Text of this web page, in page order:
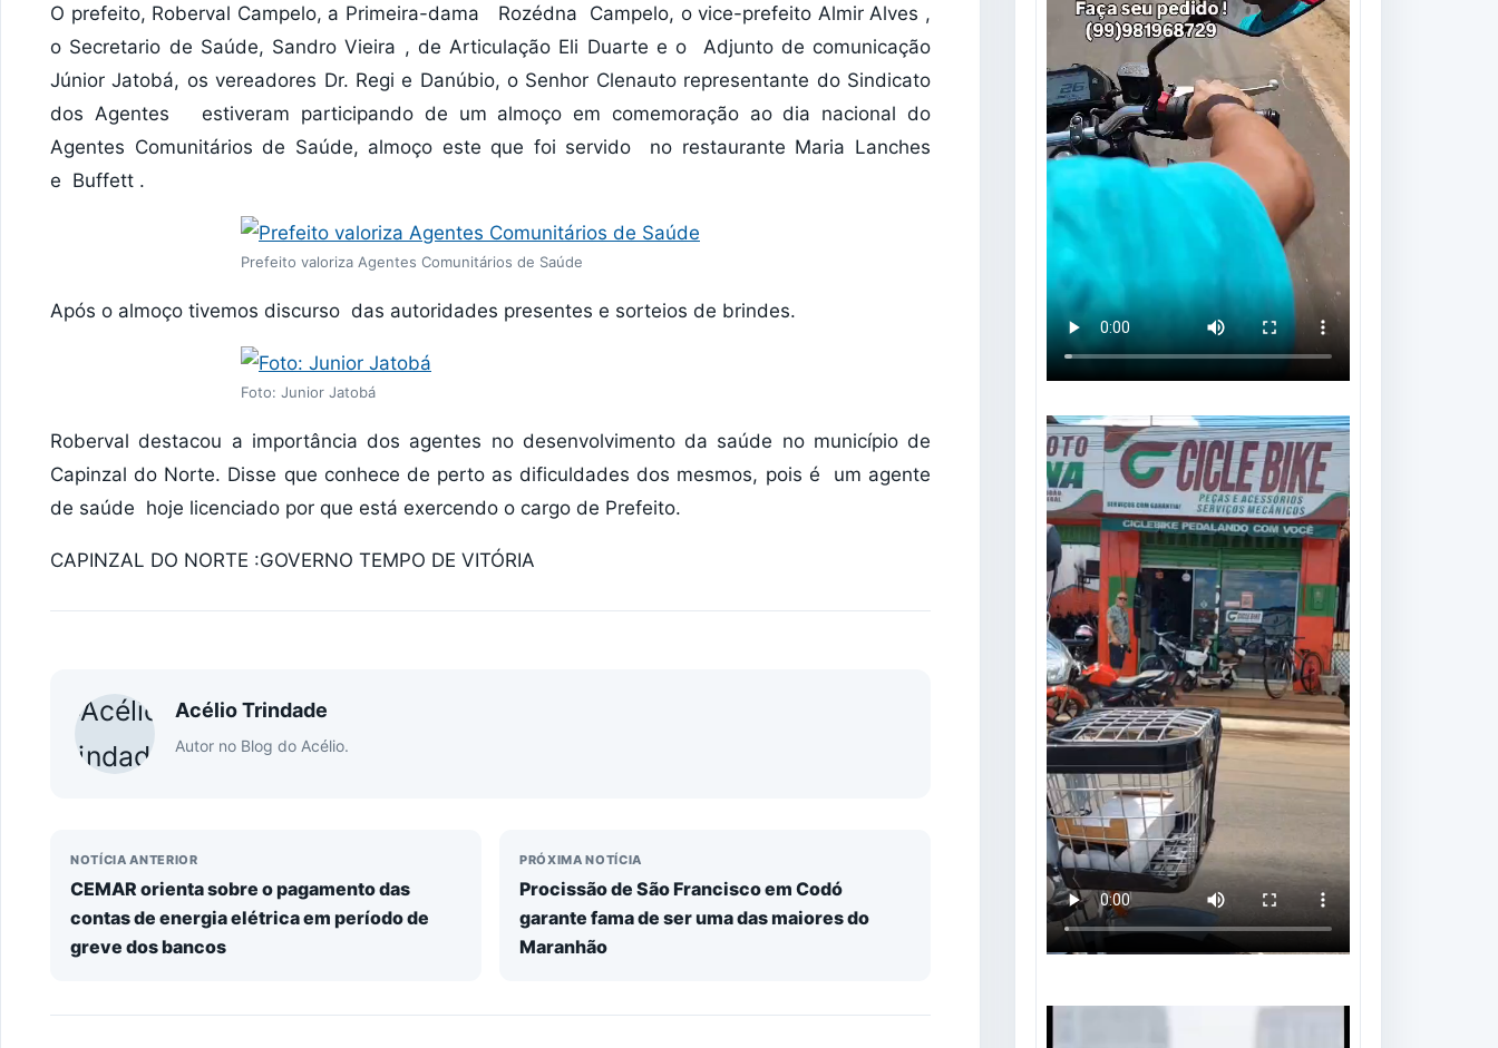
O prefeito, Roberval Campelo, a Primeira-dama Rozédna Campelo, o vice-prefeito Almir Alves ,
o Secretario de Saúde, Sandro Vieira , de Articulação Eli Duarte e o Adjunto de comunicação
Júnior Jatobá, os vereadores Dr. Regi e Danúbio, o Senhor Clenauto representante do Sindicato
dos Agentes estiveram participando de um almoço em comemoração ao dia nacional do
Agentes Comunitários de Saúde, almoço este que foi servido no restaurante Maria Lanches
e Buffett .
Prefeito valoriza Agentes Comunitários de Saúde
Após o almoço tivemos discurso das autoridades presentes e sorteios de brindes.
Foto: Junior Jatobá
Roberval destacou a importância dos agentes no desenvolvimento da saúde no município de
Capinzal do Norte. Disse que conhece de perto as dificuldades dos mesmos, pois é um agente
de saúde hoje licenciado por que está exercendo o cargo de Prefeito.
CAPINZAL DO NORTE :GOVERNO TEMPO DE VITÓRIA
Acélio Trindade
Autor no Blog do Acélio.
NOTÍCIA ANTERIOR
CEMAR orienta sobre o pagamento das
contas de energia elétrica em período de
greve dos bancos
PRÓXIMA NOTÍCIA
Procissão de São Francisco em Codó
garante fama de ser uma das maiores do
Maranhão